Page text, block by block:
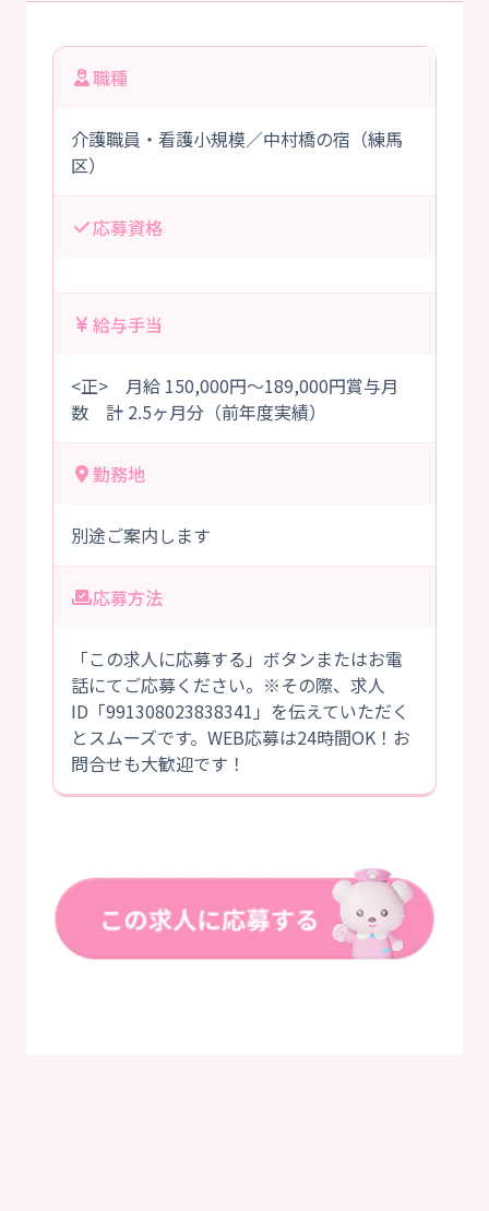
職種
介護職員・看護小規模／中村橋の宿（練馬
区）
応募資格
給与手当
<正> 月給 150,000円～189,000円賞与月
数 計 2.5ヶ月分（前年度実績）
勤務地
別途ご案内します
応募方法
「この求人に応募する」ボタンまたはお電
話にてご応募ください。※その際、求人
ID「991308023838341」を伝えていただく
とスムーズです。WEB応募は24時間OK！お
問合せも大歓迎です！